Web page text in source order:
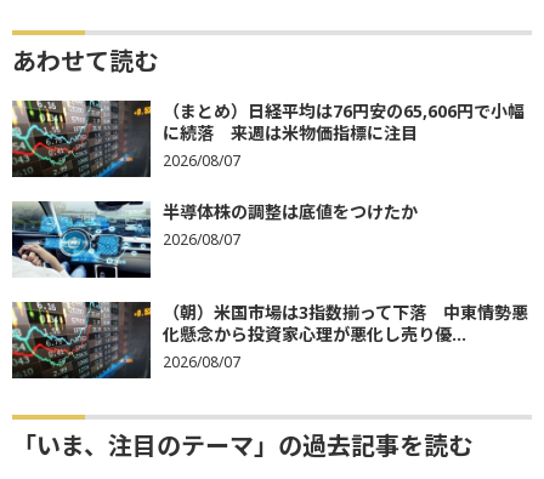
あわせて読む
（まとめ）日経平均は76円安の65,606円で小幅
に続落 来週は米物価指標に注目
2026/08/07
半導体株の調整は底値をつけたか
2026/08/07
（朝）米国市場は3指数揃って下落 中東情勢悪
化懸念から投資家心理が悪化し売り優...
2026/08/07
「いま、注目のテーマ」の過去記事を読む